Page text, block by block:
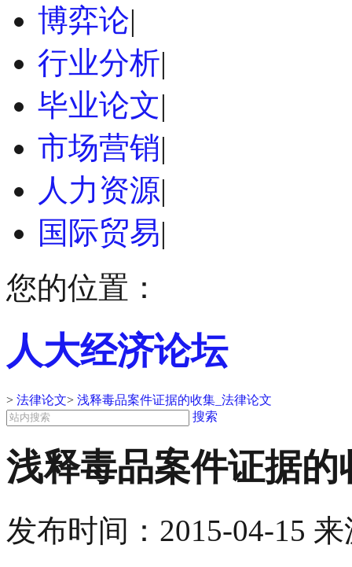
博弈论|
行业分析|
毕业论文|
市场营销|
人力资源|
国际贸易|
您的位置：
人大经济论坛
> 法律论文> 浅释毒品案件证据的收集_法律论文
搜索
浅释毒品案件证据的
发布时间： 2015-04-15 来